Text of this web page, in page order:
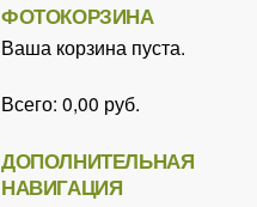
ФОТОКОРЗИНА
Ваша корзина пуста.
Всего: 0,00 руб.
ДОПОЛНИТЕЛЬНАЯ
НАВИГАЦИЯ